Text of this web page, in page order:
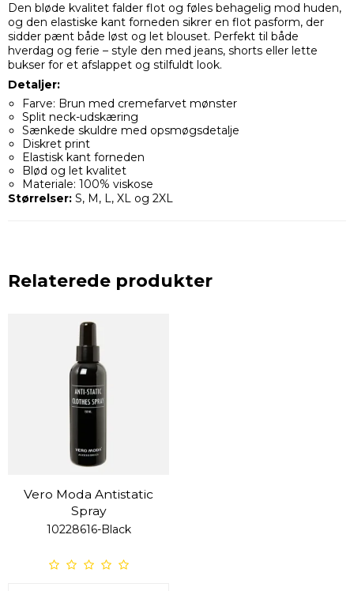
Den bløde kvalitet falder flot og føles behagelig mod huden,
og den elastiske kant forneden sikrer en flot pasform, der
sidder pænt både løst og let blouset. Perfekt til både
hverdag og ferie – style den med jeans, shorts eller lette
bukser for et afslappet og stilfuldt look.
Detaljer:
Farve: Brun med cremefarvet mønster
Split neck-udskæring
Sænkede skuldre med opsmøgsdetalje
Diskret print
Elastisk kant forneden
Blød og let kvalitet
Materiale: 100% viskose
Størrelser: S, M, L, XL og 2XL
Relaterede produkter
Vero Moda Antistatic
Spray
10228616-Black